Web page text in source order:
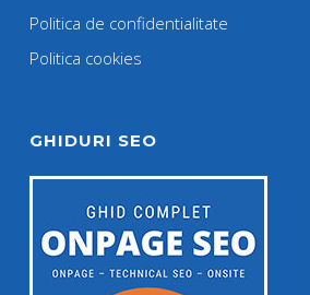
Politica de confidentialitate
Politica cookies
GHIDURI SEO